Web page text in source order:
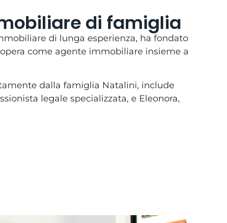
di famiglia
di lunga esperienza, ha fondato
come agente immobiliare insieme a
dalla famiglia Natalini, include
legale specializzata, e Eleonora,